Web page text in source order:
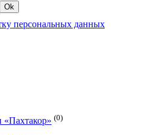
Ok
персональных данных
«Пахтакор» (0)